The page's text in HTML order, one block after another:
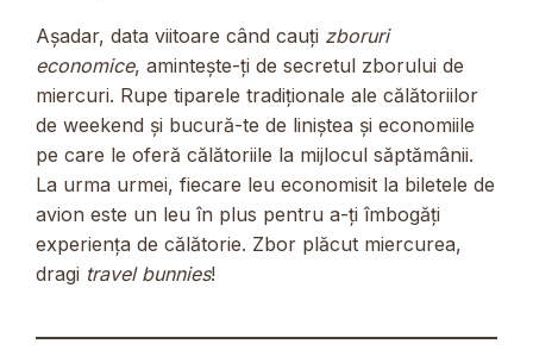
Așadar, data viitoare când cauți zboruri
economice, amintește-ți de secretul zborului de
miercuri. Rupe tiparele tradiționale ale călătoriilor
de weekend și bucură-te de liniștea și economiile
pe care le oferă călătoriile la mijlocul săptămânii.
La urma urmei, fiecare leu economisit la biletele de
avion este un leu în plus pentru a-ți îmbogăți
experiența de călătorie. Zbor plăcut miercurea,
dragi travel bunnies!